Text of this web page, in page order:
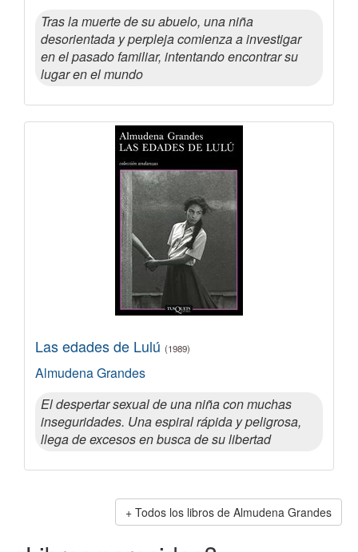
Tras la muerte de su abuelo, una niña
desorientada y perpleja comienza a investigar
en el pasado familiar, intentando encontrar su
lugar en el mundo
Las edades de Lulú (1989)
Almudena Grandes
El despertar sexual de una niña con muchas
inseguridades. Una espiral rápida y peligrosa,
llega de excesos en busca de su libertad
Todos los libros de Almudena Grandes